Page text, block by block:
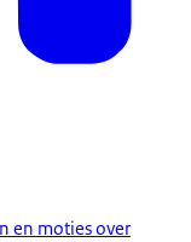
en moties over